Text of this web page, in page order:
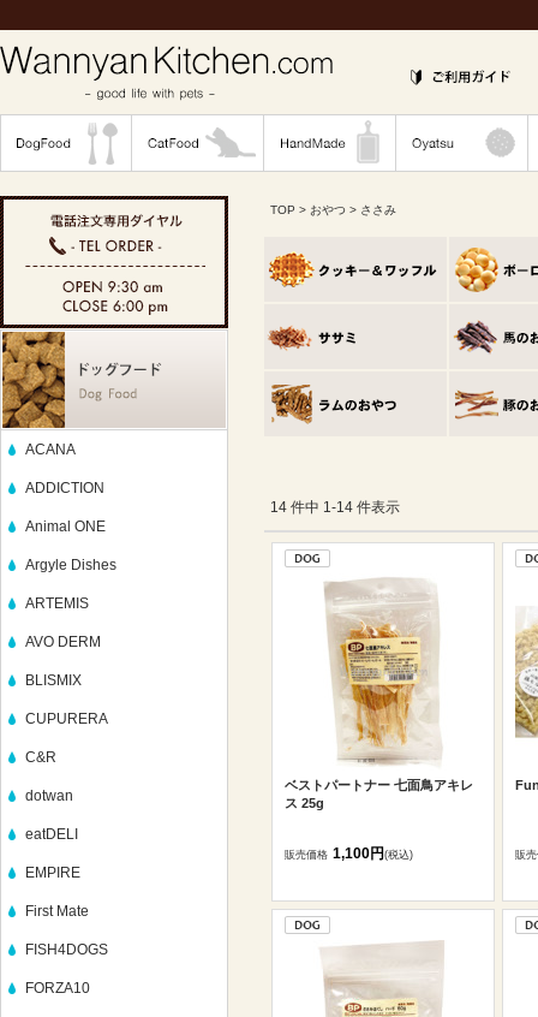
ACANA
ADDICTION
Animal ONE
Argyle Dishes
ARTEMIS
AVO DERM
BLISMIX
CUPURERA
C&R
dotwan
eatDELI
EMPIRE
First Mate
FISH4DOGS
FORZA10
TOP > おやつ > ささみ
14 件中 1-14 件表示
ベストパートナー 七面鳥アキレ
ス 25g
販売価格 1,100円(税込) 販